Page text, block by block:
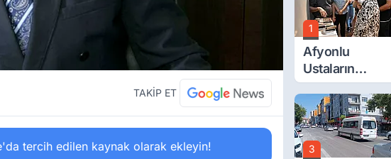
TAKİP ET
tercih edilen kaynak olarak ekleyin!
1
Afyonlu
Ustaların
Eserleri
Görücüye Çıktı
3